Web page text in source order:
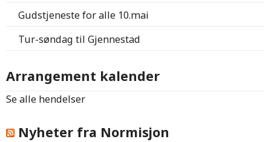
Gudstjeneste for alle 10.mai
Tur-søndag til Gjennestad
Arrangement kalender
Se alle hendelser
Nyheter fra Normisjon